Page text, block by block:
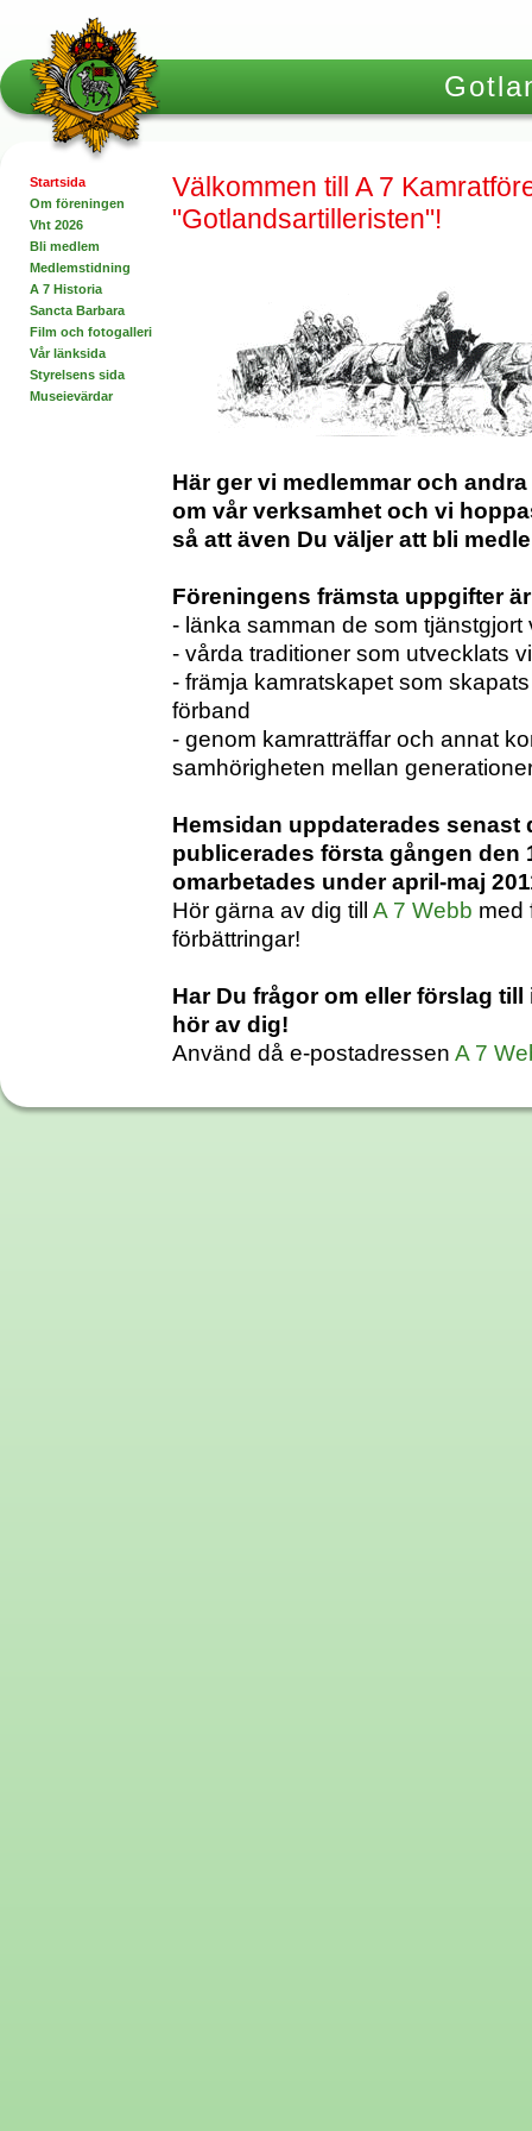
Startsida
Om föreningen
Vht 2026
Bli medlem
Medlemstidning
A 7 Historia
Sancta Barbara
Film och fotogalleri
Vår länksida
Styrelsens sida
Museievärdar
Välkommen till A 7
"Gotlandsartilleristen"!
Här ger vi medlemmar och
om vår verksamhet och vi
så att även Du väljer att bli
Föreningens främsta uppgifter
- länka samman de som tjänstgjort
- vårda traditioner som utvecklats
- främja kamratskapet som
förband
- genom kamratträffar och annat
samhörigheten mellan
Hemsidan uppdaterades senast
publicerades första gången den
omarbetades under april-maj
Hör gärna av dig till A 7 Webb med
förbättringar!
Har Du frågor om eller förslag
hör av dig!
Använd då e-postadressen A 7